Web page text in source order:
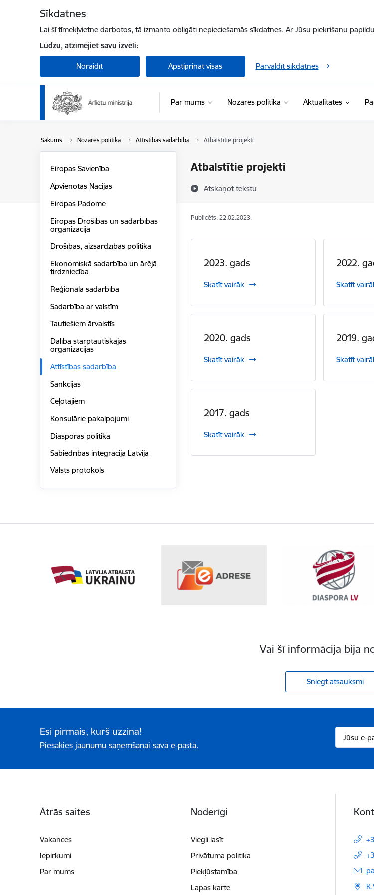
Sīkdatnes
Lai šī tīmekļvietne darbotos, tā izmanto obligāti nepieciešamās sīkdatnes. Ar Jūsu piekrišanu
Lūdzu, atzīmējiet savu izvēli:
Noraidīt Apstiprināt visas Pārvaldīt sīkdatnes
Par mums Nozares politika Aktualitātes
Sākums Nozares politika Attīstības sadarbība Atbalstītie projekti
Atbalstītie projekti
Atskaņot tekstu
Eiropas Savienība
Apvienotās Nācijas
Eiropas Padome
Eiropas Drošības un sadarbības
organizācija
Drošības, aizsardzības politika
Ekonomiskā sadarbība un ārējā
tirdzniecība
Reģionālā sadarbība
Sadarbība ar valstīm
Tautiešiem ārvalstīs
Dalība starptautiskajās
organizācijās
Attīstības sadarbība
Sankcijas
Ceļotājiem
Konsulārie pakalpojumi
Diasporas politika
Sabiedrības integrācija Latvijā
Valsts protokols
Publicēts: 22.02.2023.
2023. gads
Skatīt vairāk
2022.
Skatīt
2020. gads
Skatīt vairāk
2019.
Skatīt
2017. gads
Skatīt vairāk
Vai šī informācija bija
Sniegt atsauksmi
Esi pirmais, kurš uzzina!
Piesakies jaunumu saņemšanai savā e-pastā.
Ātrās saites
Vakances
Iepirkumi
Par mums
Noderīgi
Viegli lasīt
Privātuma politika
Piekļūstamība
Lapas karte